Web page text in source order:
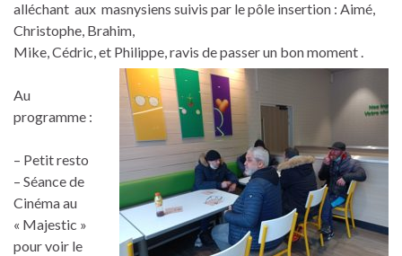
alléchant aux masnysiens suivis par le pôle insertion : Aimé,
Christophe, Brahim,
Mike, Cédric, et Philippe, ravis de passer un bon moment .
Au
programme :
– Petit resto
– Séance de
Cinéma au
« Majestic »
pour voir le